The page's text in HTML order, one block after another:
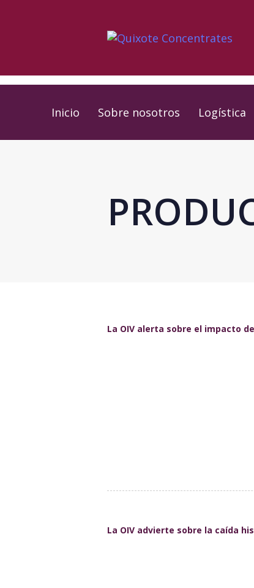
Skip
Inicio Sobre nosotros Logística
La OIV alerta sobre el impacto
La OIV advierte sobre la caída